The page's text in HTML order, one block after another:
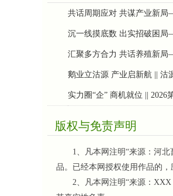
共话周期应对 共谋产业新
沉一线摸底数 出实招破困
汇聚多方合力 共话养殖新
鹅业立沽源 产业启新航 || 沽
实力圈“企” 商机就位 || 2026
版权与免责声明
1、凡本网注明“来源：河北
品。已经本网授权使用作品的
2、凡本网注明“来源：XXX